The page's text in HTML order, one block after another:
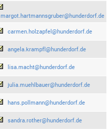
margot.hartmannsgruber@hunderdorf.de
carmen.holzapfel@hunderdorf.de
angela.krampfl@hunderdorf.de
lisa.macht@hunderdorf.de
julia.muehlbauer@hunderdorf.de
hans.pollmann@hunderdorf.de
sandra.rother@hunderdorf.de